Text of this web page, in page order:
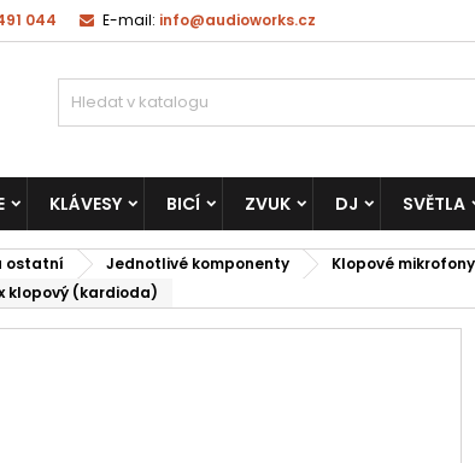
044 E-mail: info@audioworks.cz
KLÁVESY BICÍ ZVUK DJ SVĚTLA
ostatní Jednotlivé komponenty
Klopové mikrofony
klopový (kardioda)